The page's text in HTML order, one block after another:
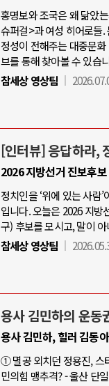
홍명보와 조국은 왜 닮았
슈퍼걸>과 여성 히어로들
정성이 전해주는 대중문
브를 통해 찾아볼 수 있습
참세상 영상팀
[인터뷰] 응답하라,
2026 지방선거 진보후
정치인을 ‘위에 있는 사람
입니다. 오늘은 2026 지방
구) 후보를 모시고, 말이
참세상 영상팀
용사 김민하의 운동
용사 김민하, 힐러 김동
① 멸공 외치던 정용진, 스
민의힘 맹추격? - 울산 단